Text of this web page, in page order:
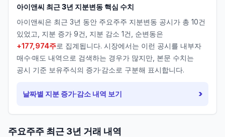
아이앤씨 최근 3년 지분변동 핵심 수치
아이앤씨은 최근 3년 동안 주요주주 지분변동 공시가 총 10건
있었고, 지분 증가 9건, 지분 감소 1건, 순변동은
+177,974주로 집계됩니다. 시장에서는 이런 공시를 내부자
매수·매도 내역으로 검색하는 경우가 많지만, 본문 수치는
공시 기준 보유주식의 증가·감소로 구분해 표시합니다.
날짜별 지분 증가·감소 내역 보기 ›
주요주주 최근 3년 거래 내역